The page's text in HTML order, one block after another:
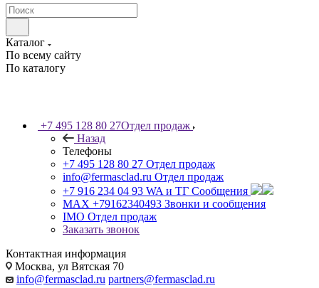
Каталог
По всему сайту
По каталогу
+7 495 128 80 27Отдел продаж
Назад
Телефоны
+7 495 128 80 27 Отдел продаж
info@fermasclad.ru Отдел продаж
+7 916 234 04 93 WA и ТГ Сообщения
MAX +79162340493 Звонки и сообщения
IMO Отдел продаж
Заказать звонок
Контактная информация
Москва, ул Вятская 70
info@fermasclad.ru partners@fermasclad.ru